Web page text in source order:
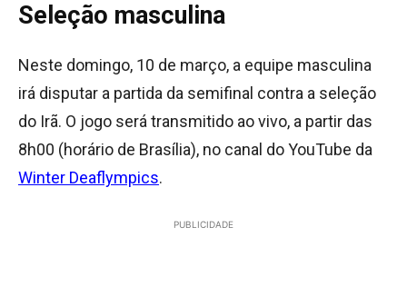
Seleção masculina
Neste domingo, 10 de março, a equipe masculina
irá disputar a partida da semifinal contra a seleção
do Irã. O jogo será transmitido ao vivo, a partir das
8h00 (horário de Brasília), no canal do YouTube da
Winter Deaflympics.
PUBLICIDADE